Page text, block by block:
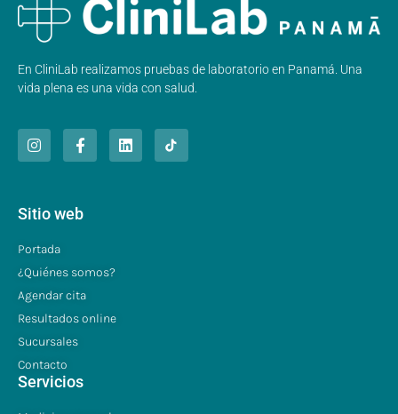
En CliniLab realizamos pruebas de laboratorio en Panamá. Una
vida plena es una vida con salud.
Sitio web
Portada
¿Quiénes somos?
Agendar cita
Resultados online
Sucursales
Contacto
Servicios